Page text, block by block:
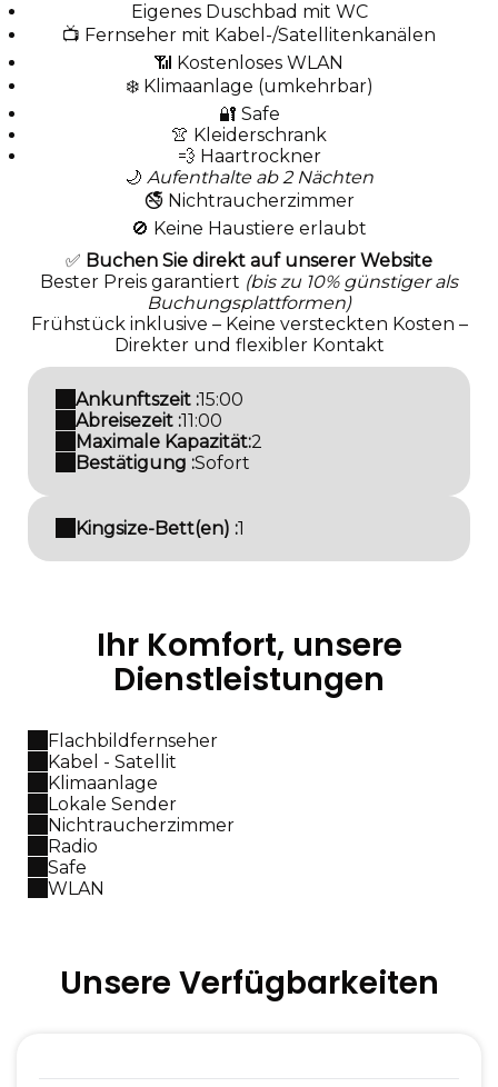
Eigenes Duschbad mit WC
📺 Fernseher mit Kabel-/Satellitenkanälen
📶 Kostenloses WLAN
❄️ Klimaanlage (umkehrbar)
🔐 Safe
👚 Kleiderschrank
💨 Haartrockner
🌙 Aufenthalte ab 2 Nächten
🚭 Nichtraucherzimmer
🚫 Keine Haustiere erlaubt
✅ Buchen Sie direkt auf unserer Website
Bester Preis garantiert (bis zu 10% günstiger als
Buchungsplattformen)
Frühstück inklusive – Keine versteckten Kosten –
Direkter und flexibler Kontakt
Ankunftszeit :15:00
Abreisezeit :11:00
Maximale Kapazität:2
Bestätigung :Sofort
Kingsize-Bett(en) :1
Ihr Komfort, unsere
Dienstleistungen
Flachbildfernseher
Kabel - Satellit
Klimaanlage
Lokale Sender
Nichtraucherzimmer
Radio
Safe
WLAN
Unsere Verfügbarkeiten